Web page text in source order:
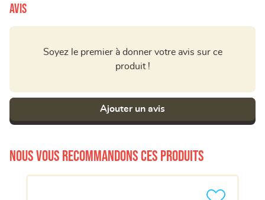
Avis
Soyez le premier à donner votre avis sur ce
produit !
Ajouter un avis
Nous vous recommandons ces produits